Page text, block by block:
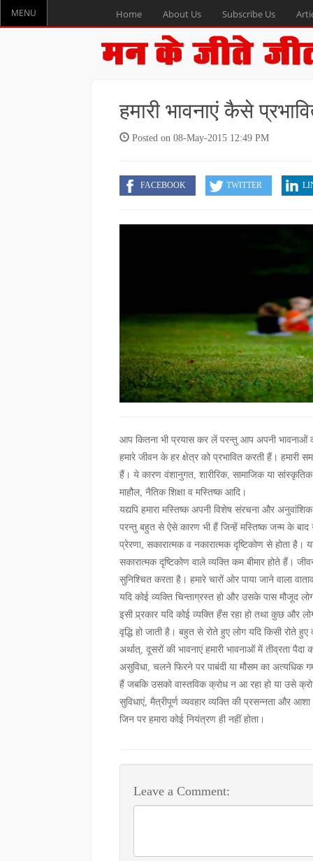
MENU Home About Us Subscribe Us
हमारी भावनाएं कैसे
Posted on 08-May-2015 12:49 PM
आप कितना भी प्रयास कर लें परन्तु आप अपनी
हमारे जीवन के हर क्षेत्र को प्रभावित करती हैं। हमारी
हैं। ये कारण वंशानुगत, शारीरिक, सामाजिक या
माहौल, नैतिक शिक्षा व मस्तिष्क आदि।
यद्यपि हमारा मस्तिष्क अपनी विशेष संरचना और अनुवांशिक
परन्तु बहुत से ऐसे कारण भी हैं जिन्हें मस्तिष्क जन्म के बाद
प्रेरणा, सकारात्मक व नकारात्मक दृष्टिकोण से होता है।
सकारात्मक दृष्टिकोण वाले व्यक्ति कम बीमार होते हैं।
सुनिश्चित करता है। हमारे चारों ओर पाया जाने वाला
यदि कोई व्यक्ति चिन्ताग्रस्त हो और उसके पास मौजूद
इसी प्र्रकार यदि कोई व्यक्ति हँस रहा हो तथा कुछ और
वृद्धि हो जाती है। बहुत से रोते हुए लोग यदि किसी रोते
अर्थात्, दूसरों की भावनाएं हमारी भावनाओं में तीव्रता
असुविधा, चलने फिरने पर पाबंदी या मौसम का अत्यधिक
हैं जबकि उसको वास्तविक क्रोध न आ रहा हो या उसे
सुविधाएं, मैत्रीपूर्ण व्यवहार व्यक्ति की प्रसन्नता और
जिन पर हमारा कोई नियंत्रण ही नहीं होता।
Leave a Comment: